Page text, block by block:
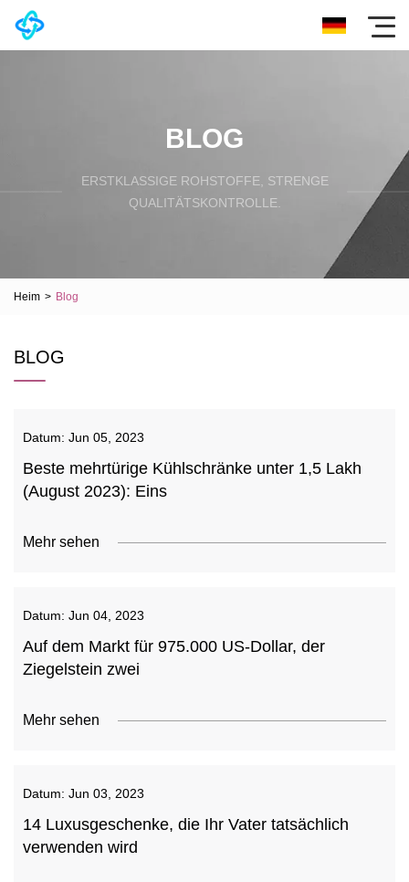
BLOG
ERSTKLASSIGE ROHSTOFFE, STRENGE
QUALITÄTSKONTROLLE.
Heim > Blog
BLOG
Datum: Jun 05, 2023
Beste mehrtürige Kühlschränke unter 1,5 Lakh
(August 2023): Eins
Mehr sehen
Datum: Jun 04, 2023
Auf dem Markt für 975.000 US-Dollar, der
Ziegelstein zwei
Mehr sehen
Datum: Jun 03, 2023
14 Luxusgeschenke, die Ihr Vater tatsächlich
verwenden wird